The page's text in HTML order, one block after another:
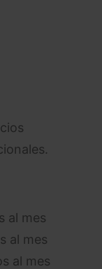
al mes
al mes
al mes